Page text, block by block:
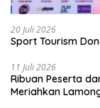
20 Juli 2026
Sport Tourism
11 Juli 2026
Ribuan Peserta
Meriahkan